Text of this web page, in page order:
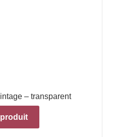
– transparent